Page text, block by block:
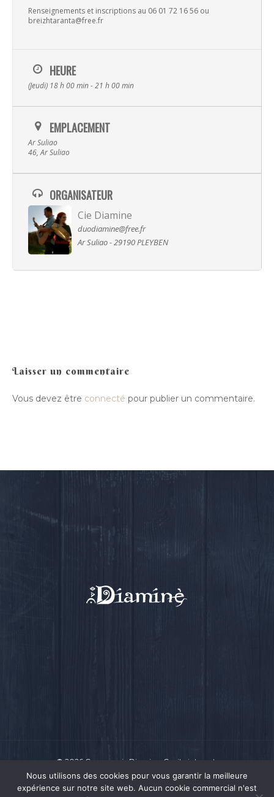
Renseignements et inscriptions au 06 01 72 16 56 ou
breizhtaranta@free.fr
HEURE
(Jeudi) 18 h 00 min - 21 h 00 min
EMPLACEMENT
Ar Suliao
46, Ar Suliao
ORGANISATEUR
Cie Diamine
duodiamine@free.fr
Ar Suliao - 29190 PLEYBEN
Laisser un commentaire
Vous devez être connecté pour publier un commentaire.
© 2026 Compagnie Diamine.
Ce site internet
a été conçu par Intensio© 2018
Nous utilisons des cookies pour vous garantir la meilleure
expérience sur notre site web. Aucun cookie commercial n'est
Musique
Ra Pa Poum Pa
Biographie
Nous contacter